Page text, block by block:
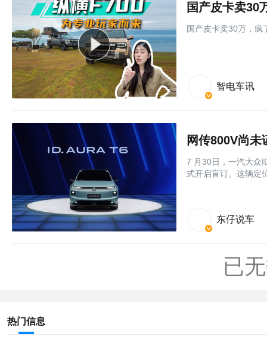
国产皮卡卖30
国产皮卡卖30万，疯
智电车讯
网传800V尚
7 月30日，一汽大众
式开启盲订。这辆定
东仔说车
已
热门信息